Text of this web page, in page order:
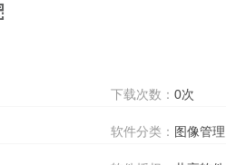
下载次数： 0次
软件分类： 图像管理